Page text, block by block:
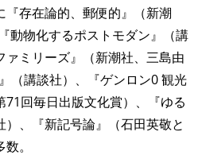
存在論的、郵便的』（新潮
動物化するポストモダン』（講
ミリーズ』（新潮社、三島由
（講談社）、『ゲンロン0 観光
回毎日出版文化賞）、『ゆる
）、『新記号論』（石田英敬と
。